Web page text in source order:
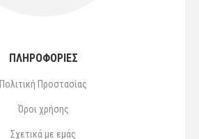
ΠΛΗΡΟΦΟΡΙΕΣ
Πολιτική Προστασίας
Όροι χρήσης
Σχετικά με εμάς